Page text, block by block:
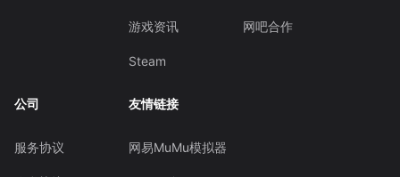
游戏资讯
Steam
网吧合作
公司
服务协议
友情链接
网易MuMu模拟器